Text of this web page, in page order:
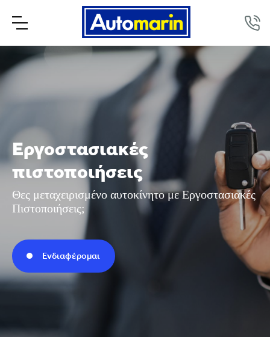
Εργοστασιακές
πιστοποιήσεις
Θες μεταχειρισμένο αυτοκίνητο με Εργοστασιακές
Πιστοποιήσεις;
Ενδιαφέρομαι